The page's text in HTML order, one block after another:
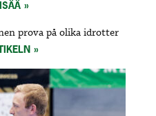
prova på olika idrotter